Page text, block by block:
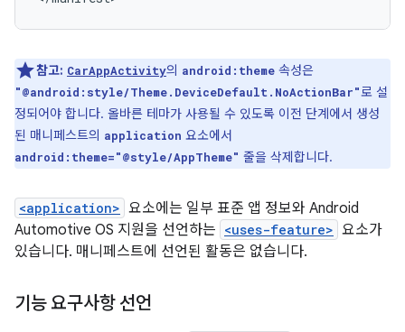
참고: CarAppActivity의 android:theme 속성은
"@android:style/Theme.DeviceDefault.NoActionBar"로 설
정되어야 합니다. 올바른 테마가 사용될 수 있도록 이전 단계에서 생성
된 매니페스트의 application 요소에서
android:theme="@style/AppTheme" 줄을 삭제합니다.
<application> 요소에는 일부 표준 앱 정보와 Android
Automotive OS 지원을 선언하는 <uses-feature> 요소가
있습니다. 매니페스트에 선언된 활동은 없습니다.
기능 요구사항 선언